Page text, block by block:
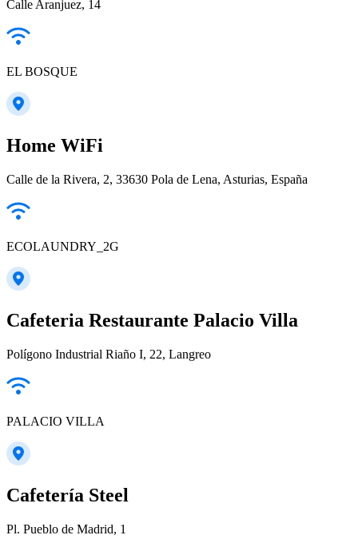
Calle Aranjuez, 14
EL BOSQUE
Home WiFi
Calle de la Rivera, 2, 33630 Pola de Lena, Asturias, España
ECOLAUNDRY_2G
Cafeteria Restaurante Palacio Villa
Polígono Industrial Riaño I, 22, Langreo
PALACIO VILLA
Cafetería Steel
Pl. Pueblo de Madrid, 1